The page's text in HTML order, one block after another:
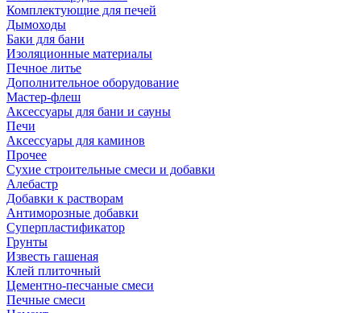
Комплектующие для печей
Дымоходы
Баки для бани
Изоляционные материалы
Печное литье
Дополнительное оборудование
Мастер-флеш
Аксессуары для бани и сауны
Печи
Аксессуары для каминов
Прочее
Сухие строительные смеси и добавки
Алебастр
Добавки к растворам
Антиморозные добавки
Суперпластификатор
Грунты
Известь гашеная
Клей плиточный
Цементно-песчаные смеси
Печные смеси